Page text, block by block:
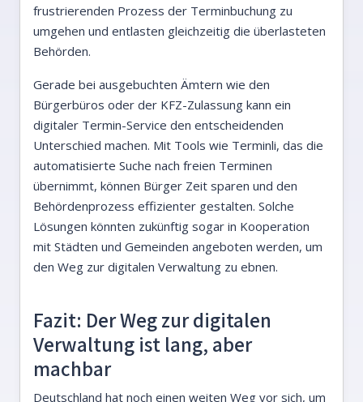
frustrierenden Prozess der Terminbuchung zu
umgehen und entlasten gleichzeitig die überlasteten
Behörden.
Gerade bei ausgebuchten Ämtern wie den
Bürgerbüros oder der KFZ-Zulassung kann ein
digitaler Termin-Service den entscheidenden
Unterschied machen. Mit Tools wie Terminli, das die
automatisierte Suche nach freien Terminen
übernimmt, können Bürger Zeit sparen und den
Behördenprozess effizienter gestalten. Solche
Lösungen könnten zukünftig sogar in Kooperation
mit Städten und Gemeinden angeboten werden, um
den Weg zur digitalen Verwaltung zu ebnen.
Fazit: Der Weg zur digitalen
Verwaltung ist lang, aber
machbar
Deutschland hat noch einen weiten Weg vor sich, um